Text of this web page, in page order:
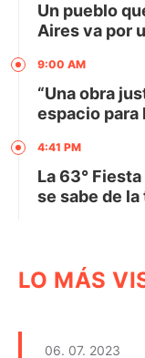
Un pueblo
Aires va por
9:00 AM
“Una obra
espacio para
4:41 PM
La 63°
se sabe de
LO MÁS
06. 07. 2023